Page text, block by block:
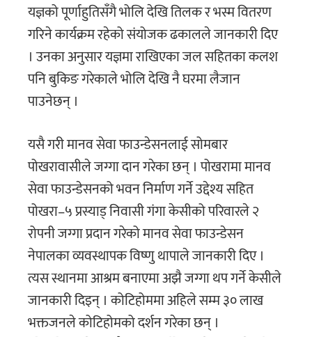
यज्ञको पूर्णाहुतिसँगै भोलि देखि तिलक र भस्म वितरण
गरिने कार्यक्रम रहेको संयोजक ढकालले जानकारी दिए
। उनका अनुसार यज्ञमा राखिएका जल सहितका कलश
पनि बुकिङ गरेकाले भोलि देखि नै घरमा लैजान
पाउनेछन् ।
यसै गरी मानव सेवा फाउन्डेसनलाई सोमबार
पोखरावासीले जग्गा दान गरेका छन् । पोखरामा मानव
सेवा फाउन्डेसनको भवन निर्माण गर्ने उद्देश्य सहित
पोखरा–५ प्रस्याड् निवासी गंगा केसीको परिवारले २
रोपनी जग्गा प्रदान गरेको मानव सेवा फाउन्डेसन
नेपालका व्यवस्थापक विष्णु थापाले जानकारी दिए ।
त्यस स्थानमा आश्रम बनाएमा अझै जग्गा थप गर्ने केसीले
जानकारी दिइन् । कोटिहोममा अहिले सम्म ३० लाख
भक्तजनले कोटिहोमको दर्शन गरेका छन् ।